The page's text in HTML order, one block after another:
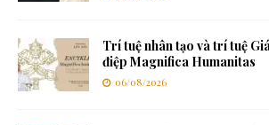
Trí tuệ nhân tạo và trí tuệ
điệp Magnifica Humanitas
06/08/2026